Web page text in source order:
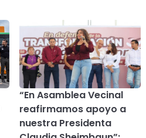
“En Asamblea Vecinal
reafirmamos apoyo a
nuestra Presidenta